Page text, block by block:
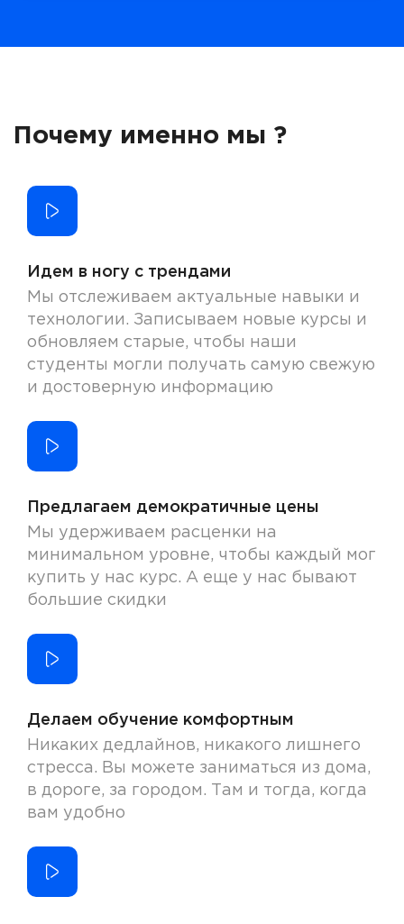
Почему именно мы ?
Идем в ногу с трендами
Мы отслеживаем актуальные навыки и
технологии. Записываем новые курсы и
обновляем старые, чтобы наши
студенты могли получать самую свежую
и достоверную информацию
Предлагаем демократичные цены
Мы удерживаем расценки на
минимальном уровне, чтобы каждый мог
купить у нас курс. А еще у нас бывают
большие скидки
Делаем обучение комфортным
Никаких дедлайнов, никакого лишнего
стресса. Вы можете заниматься из дома,
в дороге, за городом. Там и тогда, когда
вам удобно